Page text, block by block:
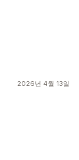
2026년 4월 13일